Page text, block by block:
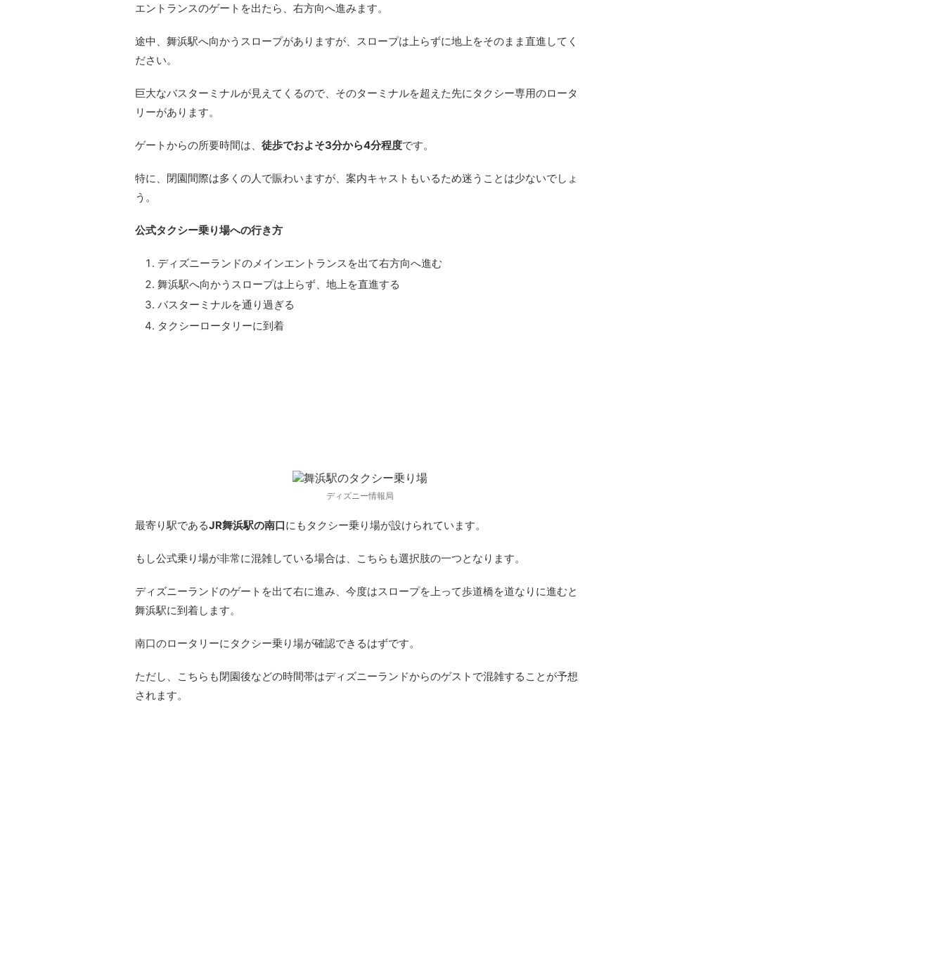
エントランスのゲートを出たら、右方向へ進みます。
途中、舞浜駅へ向かうスロープがありますが、スロープは上らずに地上をそのまま直進してく
ださい。
巨大なバスターミナルが見えてくるので、そのターミナルを超えた先にタクシー専用のロータ
リーがあります。
ゲートからの所要時間は、 徒歩でおよそ3分から4分程度です。
特に、閉園間際は多くの人で賑わいますが、案内キャストもいるため迷うことは少ないでしょ
う。
公式タクシー乗り場への行き方
ディズニーランドのメインエントランスを出て右方向へ進む
舞浜駅へ向かうスロープは上らず、地上を直進する
バスターミナルを通り過ぎる
タクシーロータリーに到着
ディズニー情報局
最寄り駅であるJR舞浜駅の南口にもタクシー乗り場が設けられています。
もし公式乗り場が非常に混雑している場合は、こちらも選択肢の一つとなります。
ディズニーランドのゲートを出て右に進み、今度はスロープを上って歩道橋を道なりに進むと
舞浜駅に到着します。
南口のロータリーにタクシー乗り場が確認できるはずです。
ただし、こちらも閉園後などの時間帯はディズニーランドからのゲストで混雑することが予想
されます。